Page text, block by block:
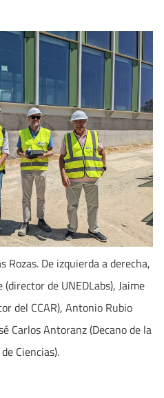
Rozas. De izquierda a derecha,
de UNEDLabs), Jaime
del CCAR), Antonio Rubio
Carlos Antoranz (Decano de la
Ciencias).